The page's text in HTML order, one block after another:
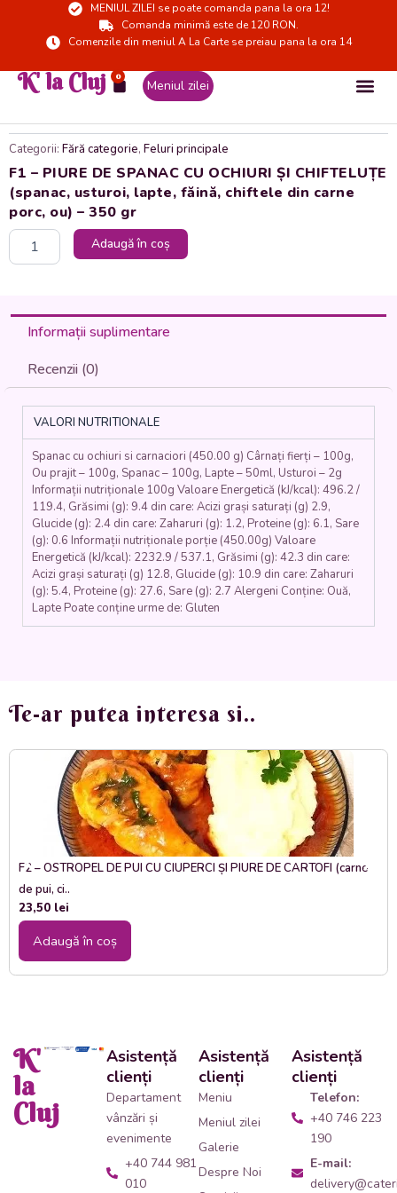
MENIUL ZILEI se poate comanda pana la ora 12!
Comanda minimă este de 120 RON.
Comenzile din meniul A La Carte se preiau pana la ora 14
K' la Cluj 0
Cart Meniul zilei
Categorii: Fără categorie, Feluri principale
F1 – PIURE DE SPANAC CU OCHIURI ȘI CHIFTELUȚE
(spanac, usturoi, lapte, făină, chiftele din carne
porc, ou) – 350 gr
Cantitate
SPANAC
OCHIURI
(spanac,
lapte,
făină,
chiftele
carne
porc,
Adaugă în coș
Informații suplimentare
Recenzii (0)
VALORI NUTRITIONALE
Spanac cu ochiuri si carnaciori (450.00 g) Cârnați fierți – 100g,
Ou prajit – 100g, Spanac – 100g, Lapte – 50ml, Usturoi – 2g
Informații nutriționale 100g Valoare Energetică (kJ/kcal): 496.2 /
119.4, Grăsimi (g): 9.4 din care: Acizi grași saturați (g) 2.9,
Glucide (g): 2.4 din care: Zaharuri (g): 1.2, Proteine (g): 6.1, Sare
(g): 0.6 Informații nutriționale porție (450.00g) Valoare
Energetică (kJ/kcal): 2232.9 / 537.1, Grăsimi (g): 42.3 din care:
Acizi grași saturați (g) 12.8, Glucide (g): 10.9 din care: Zaharuri
(g): 5.4, Proteine (g): 27.6, Sare (g): 2.7 Alergeni Conține: Ouă,
Lapte Poate conține urme de: Gluten
Te-ar putea interesa si..
F2 – OSTROPEL DE PUI CU CIUPERCI ȘI PIURE DE CARTOFI (carne
de pui, ci..
23,50 lei
Adaugă în coș
K'
la
Cluj
Asistență
clienți
Departament
vânzări și
evenimente
+40 744 981
010
Asistență
clienți
Meniu
Meniul zilei
Galerie
Despre Noi
Asistență
clienți
Telefon:
+40 746 223
190
E-mail: